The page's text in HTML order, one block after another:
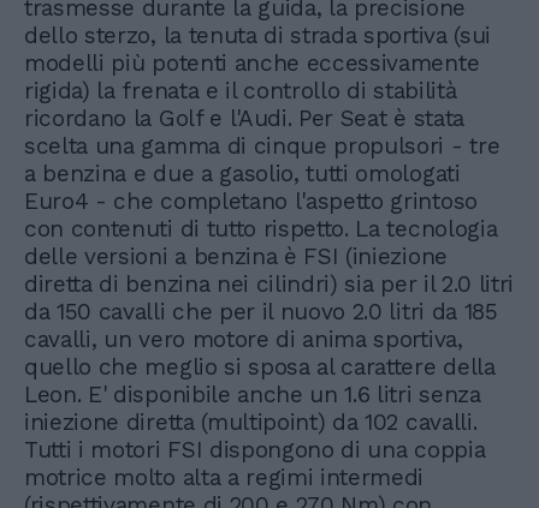
trasmesse durante la guida, la precisione
dello sterzo, la tenuta di strada sportiva (sui
modelli più potenti anche eccessivamente
rigida) la frenata e il controllo di stabilità
ricordano la Golf e l'Audi. Per Seat è stata
scelta una gamma di cinque propulsori - tre
a benzina e due a gasolio, tutti omologati
Euro4 - che completano l'aspetto grintoso
con contenuti di tutto rispetto. La tecnologia
delle versioni a benzina è FSI (iniezione
diretta di benzina nei cilindri) sia per il 2.0 litri
da 150 cavalli che per il nuovo 2.0 litri da 185
cavalli, un vero motore di anima sportiva,
quello che meglio si sposa al carattere della
Leon. E' disponibile anche un 1.6 litri senza
iniezione diretta (multipoint) da 102 cavalli.
Tutti i motori FSI dispongono di una coppia
motrice molto alta a regimi intermedi